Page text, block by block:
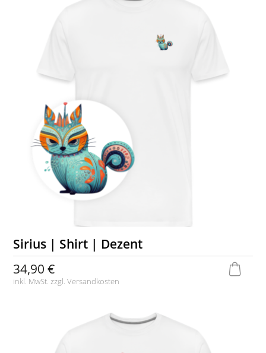
Sirius | Shirt | Dezent
34,90 €
inkl. MwSt. zzgl.Versandkosten